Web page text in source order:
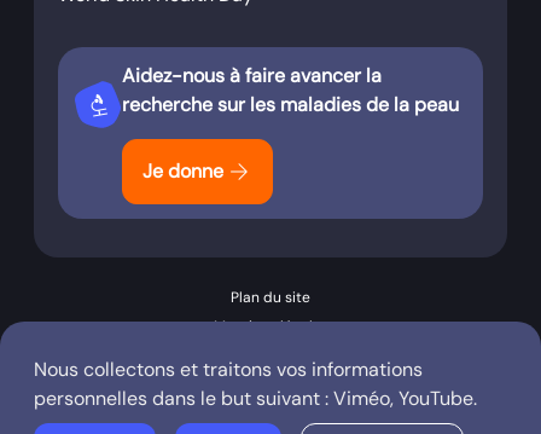
Nous collectons et traitons vos informations
personnelles dans le but suivant :Viméo, YouTube.
biotech
Aidez-nous à faire avancer la
recherche sur les maladies de la peau
Je donne arrow_forward
Plan du site
Mentions légales